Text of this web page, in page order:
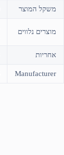
משקל המוצר
מוצרים נלווים
אחריות
Manufacturer